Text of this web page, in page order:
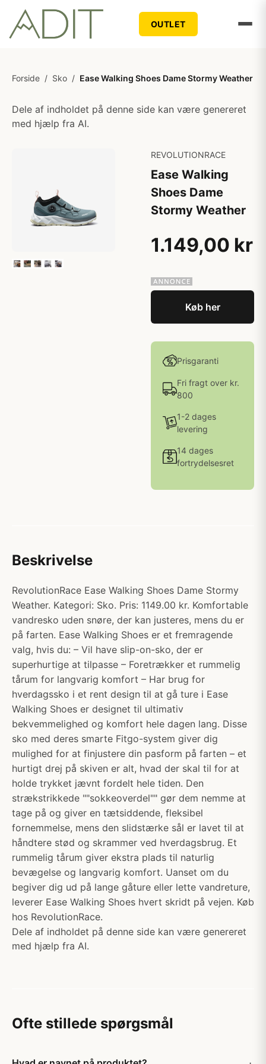
OUTLET
Forside / Sko / Ease Walking Shoes Dame Stormy Weather
Dele af indholdet på denne side kan være genereret
med hjælp fra AI.
REVOLUTIONRACE
Ease Walking
Shoes Dame
Stormy Weather
1.149,00 kr
Køb her
Prisgaranti
Fri fragt over kr.
800
1-2 dages
levering
14 dages
fortrydelsesret
Beskrivelse
RevolutionRace Ease Walking Shoes Dame Stormy
Weather. Kategori: Sko. Pris: 1149.00 kr. Komfortable
vandresko uden snøre, der kan justeres, mens du er
på farten. Ease Walking Shoes er et fremragende
valg, hvis du: – Vil have slip-on-sko, der er
superhurtige at tilpasse – Foretrækker et rummelig
tårum for langvarig komfort – Har brug for
hverdagssko i et rent design til at gå ture i Ease
Walking Shoes er designet til ultimativ
bekvemmelighed og komfort hele dagen lang. Disse
sko med deres smarte Fitgo-system giver dig
mulighed for at finjustere din pasform på farten – et
hurtigt drej på skiven er alt, hvad der skal til for at
holde trykket jævnt fordelt hele tiden. Den
strækstrikkede ""sokkeoverdel"" gør dem nemme at
tage på og giver en tætsiddende, fleksibel
fornemmelse, mens den slidstærke sål er lavet til at
håndtere stød og skrammer ved hverdagsbrug. Et
rummelig tårum giver ekstra plads til naturlig
bevægelse og langvarig komfort. Uanset om du
begiver dig ud på lange gåture eller lette vandreture,
leverer Ease Walking Shoes hvert skridt på vejen. Køb
hos RevolutionRace.
Dele af indholdet på denne side kan være genereret
med hjælp fra AI.
Ofte stillede spørgsmål